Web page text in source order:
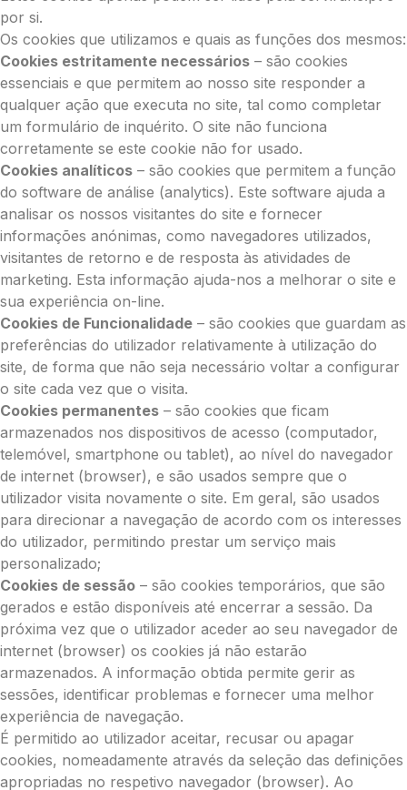
por si.
Os cookies que utilizamos e quais as funções dos mesmos:
Cookies estritamente necessários – são cookies
essenciais e que permitem ao nosso site responder a
qualquer ação que executa no site, tal como completar
um formulário de inquérito. O site não funciona
corretamente se este cookie não for usado.
Cookies analíticos – são cookies que permitem a função
do software de análise (analytics). Este software ajuda a
analisar os nossos visitantes do site e fornecer
informações anónimas, como navegadores utilizados,
visitantes de retorno e de resposta às atividades de
marketing. Esta informação ajuda-nos a melhorar o site e
sua experiência on-line.
Cookies de Funcionalidade – são cookies que guardam as
preferências do utilizador relativamente à utilização do
site, de forma que não seja necessário voltar a configurar
o site cada vez que o visita.
Cookies permanentes – são cookies que ficam
armazenados nos dispositivos de acesso (computador,
telemóvel, smartphone ou tablet), ao nível do navegador
de internet (browser), e são usados sempre que o
utilizador visita novamente o site. Em geral, são usados
para direcionar a navegação de acordo com os interesses
do utilizador, permitindo prestar um serviço mais
personalizado;
Cookies de sessão – são cookies temporários, que são
gerados e estão disponíveis até encerrar a sessão. Da
próxima vez que o utilizador aceder ao seu navegador de
internet (browser) os cookies já não estarão
armazenados. A informação obtida permite gerir as
sessões, identificar problemas e fornecer uma melhor
experiência de navegação.
É permitido ao utilizador aceitar, recusar ou apagar
cookies, nomeadamente através da seleção das definições
apropriadas no respetivo navegador (browser). Ao